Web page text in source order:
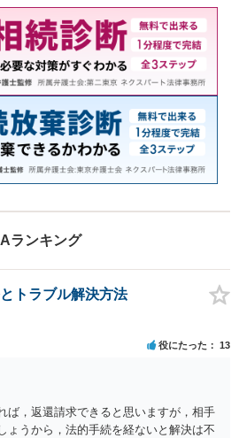
ランキング
トラブル解決方法
役にたった 13
ば，返還請求できると思いますが，相手
ょうから，法的手続を経ないと解決は不